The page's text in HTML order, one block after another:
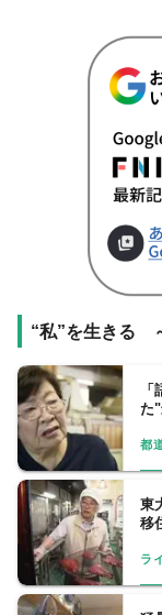
“私”を生きる
た
都
東
移
ラ